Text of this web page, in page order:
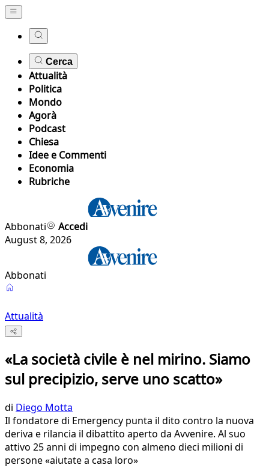
Cerca
Attualità
Politica
Mondo
Agorà
Podcast
Chiesa
Idee e Commenti
Economia
Rubriche
Abbonati
Accedi
August 8, 2026
Abbonati
Attualità
«La società civile è nel mirino. Siamo
sul precipizio, serve uno scatto»
di Diego Motta
Il fondatore di Emergency punta il dito contro la nuova
deriva e rilancia il dibattito aperto da Avvenire. Al suo
attivo 25 anni di impegno con almeno dieci milioni di
persone «aiutate a casa loro»